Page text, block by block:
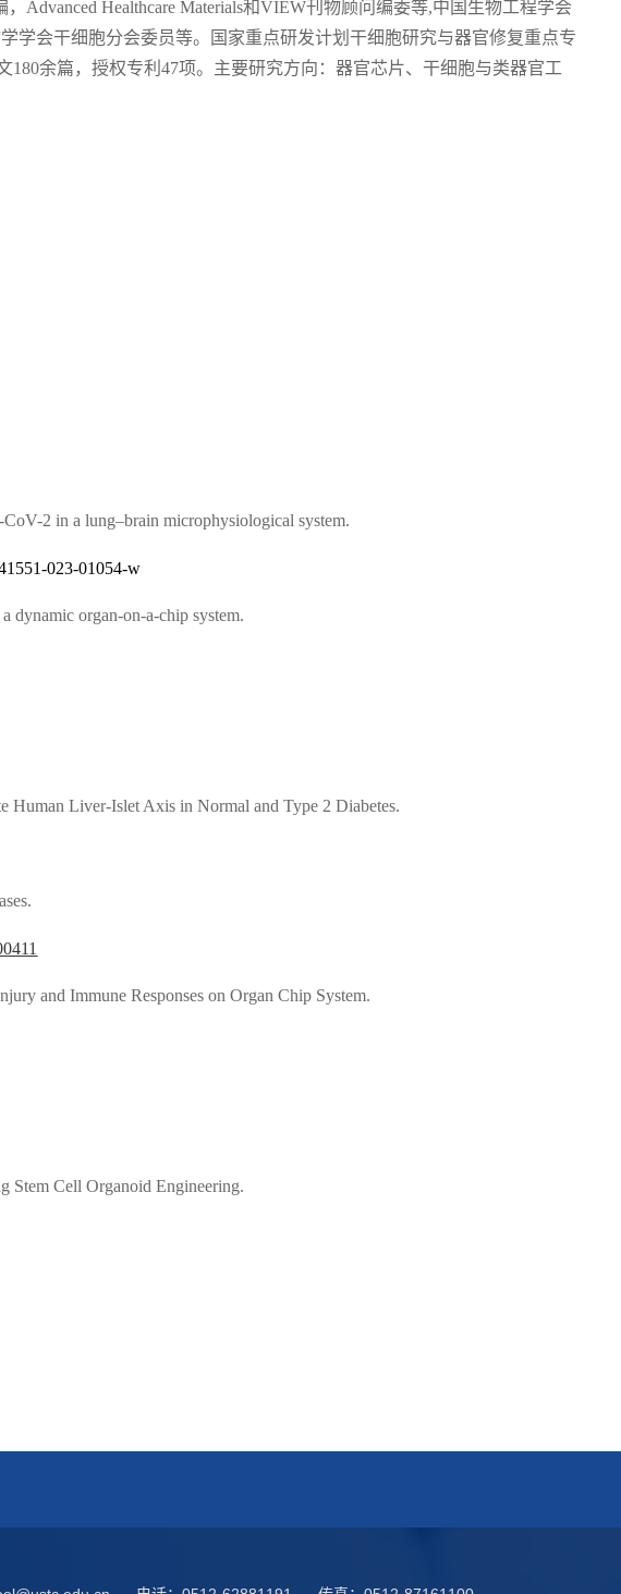
Advanced Healthcare Materials和VIEW刊物顾问编委等,中国生物工程学会
学会干细胞分会委员等。国家重点研发计划干细胞研究与器官修复重点专
180余篇，授权专利47项。主要研究方向：器官芯片、干细胞与类器官工
2 in a lung–brain microphysiological system.
023-01054-w
dynamic organ-on-a-chip system.
Human Liver-Islet Axis in Normal and Type 2 Diabetes.
and Immune Responses on Organ Chip System.
Stem Cell Organoid Engineering.